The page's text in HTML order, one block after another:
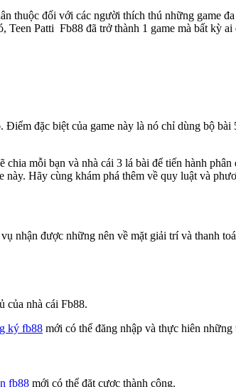
thuộc đối với các người thích thú những game
Patti Fb88 đã trở thành 1 game mà bất kỳ
đặc biệt của game này là nó chỉ dùng bộ
mỗi bạn và nhà cái 3 lá bài để tiến hành
Hãy cùng khám phá thêm về quy luật và
nhận được những nên về mặt giải trí và thanh
của nhà cái Fb88.
ký fb88 mới có thể đăng nhập và thực hiên
fb88 mới có thể đặt cược thành công.